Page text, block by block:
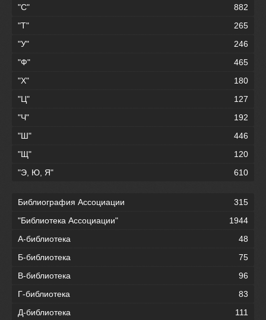
"С"
882
"Т"
265
"У"
246
"Ф"
465
"Х"
180
"Ц"
127
"Ч"
192
"Ш"
446
"Щ"
120
"Э, Ю, Я"
610
Библиография Ассоциации
315
"Библиотека Ассоциации"
1944
А-библиотека
48
Б-библиотека
75
В-библиотека
96
Г-библиотека
83
Д-библиотека
111